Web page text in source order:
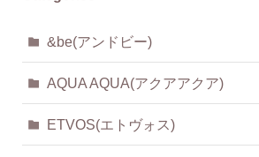
&be(アンドビー)
AQUA AQUA(アクアアクア)
ETVOS(エトヴォス)